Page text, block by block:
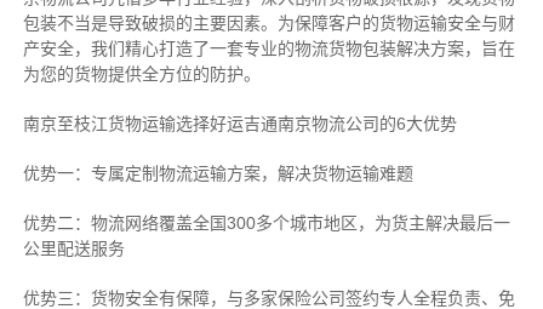
包装不当是导致破损的主要因素。为保障客户的货物运输安全与财
产安全，我们精心打造了一套专业的物流货物包装解决方案，旨在
为您的货物提供全方位的防护。
南京至枝江货物运输选择好运吉通南京物流公司的6大优势
优势一：专属定制物流运输方案，解决货物运输难题
优势二：物流网络覆盖全国300多个城市地区，为货主解决最后一
公里配送服务
优势三：货物安全有保障，与多家保险公司签约专人全程负责、免